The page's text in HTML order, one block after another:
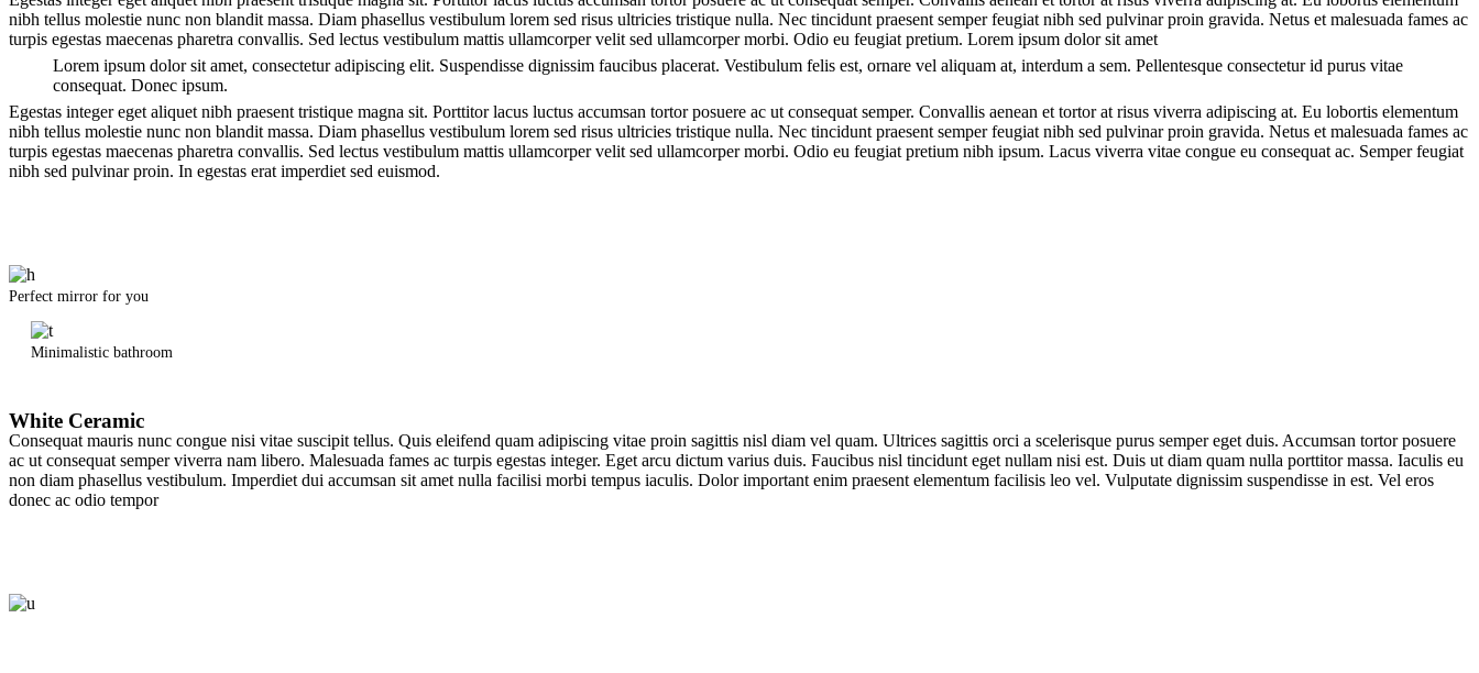
nibh tellus molestie nunc non blandit massa. Diam phasellus vestibulum lorem sed risus ultricies tristique nulla. Nec tincidunt praesent semper feugiat nibh sed pulvinar proin gravida. Netus et malesuada fames ac
turpis egestas maecenas pharetra convallis. Sed lectus vestibulum mattis ullamcorper velit sed ullamcorper morbi. Odio eu feugiat pretium. Lorem ipsum dolor sit amet
Lorem ipsum dolor sit amet, consectetur adipiscing elit. Suspendisse dignissim faucibus placerat. Vestibulum felis est, ornare vel aliquam at, interdum a sem. Pellentesque consectetur id purus vitae
consequat. Donec ipsum.
Egestas integer eget aliquet nibh praesent tristique magna sit. Porttitor lacus luctus accumsan tortor posuere ac ut consequat semper. Convallis aenean et tortor at risus viverra adipiscing at. Eu lobortis elementum
nibh tellus molestie nunc non blandit massa. Diam phasellus vestibulum lorem sed risus ultricies tristique nulla. Nec tincidunt praesent semper feugiat nibh sed pulvinar proin gravida. Netus et malesuada fames ac
turpis egestas maecenas pharetra convallis. Sed lectus vestibulum mattis ullamcorper velit sed ullamcorper morbi. Odio eu feugiat pretium nibh ipsum. Lacus viverra vitae congue eu consequat ac. Semper feugiat
nibh sed pulvinar proin. In egestas erat imperdiet sed euismod.
Perfect mirror for you
Minimalistic bathroom
White Ceramic
Consequat mauris nunc congue nisi vitae suscipit tellus. Quis eleifend quam adipiscing vitae proin sagittis nisl diam vel quam. Ultrices sagittis orci a scelerisque purus semper eget duis. Accumsan tortor posuere
ac ut consequat semper viverra nam libero. Malesuada fames ac turpis egestas integer. Eget arcu dictum varius duis. Faucibus nisl tincidunt eget nullam nisi est. Duis ut diam quam nulla porttitor massa. Iaculis eu
non diam phasellus vestibulum. Imperdiet dui accumsan sit amet nulla facilisi morbi tempus iaculis. Dolor important enim praesent elementum facilisis leo vel. Vulputate dignissim suspendisse in est. Vel eros
donec ac odio tempor